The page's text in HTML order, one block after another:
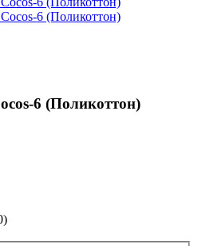
6 (Поликоттон)
)